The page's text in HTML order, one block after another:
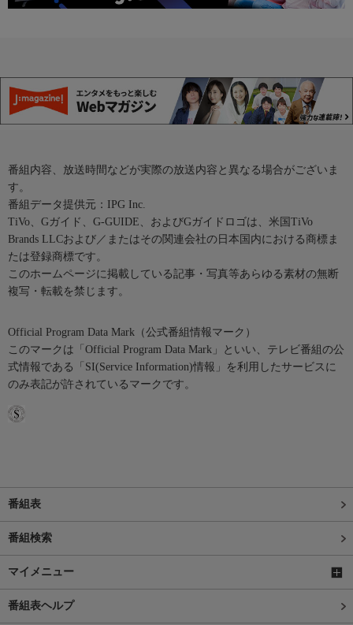
番組内容、放送時間などが実際の放送内容と異なる場合がございま
す。
番組データ提供元：IPG Inc.
TiVo、Gガイド、G-GUIDE、およびGガイドロゴは、米国TiVo
Brands LLCおよび／またはその関連会社の日本国内における商標ま
たは登録商標です。
このホームページに掲載している記事・写真等あらゆる素材の無断
複写・転載を禁じます。
Official Program Data Mark（公式番組情報マーク）
このマークは「Official Program Data Mark」といい、テレビ番組の公
式情報である「SI(Service Information)情報」を利用したサービスに
のみ表記が許されているマークです。
番組表
番組検索
マイメニュー
番組表ヘルプ